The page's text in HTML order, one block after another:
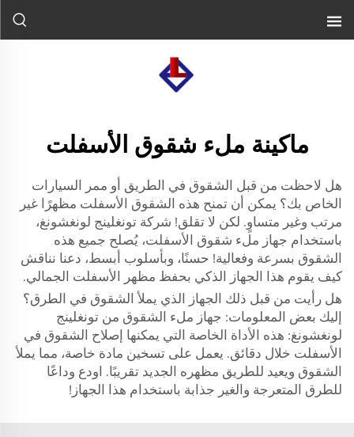
ماكينة ملء شقوق الأسفلت
هل لاحظت من قبل الشقوق في الطريق أو ممر السيارات
الخاص بك؟ يمكن أن تمنح هذه الشقوق الأسفلت مظهرًا غير
مرتب وغير متساوٍ. لكن لا تقلق! شركة تونغلينج لونغشونغ،
باستخدام جهاز ملء شقوق الأسفلت، يُصلح جميع هذه
الشقوق بسرعة وفعالية! حسنًا، وبأسلوب أبسط، دعنا نناقش
كيف يقوم هذا الجهاز الذكي بحفظ مظهر الأسفلت الجمالي.
هل رأيت من قبل ذلك الجهاز الذي يملأ الشقوق في الطرق؟
إليك بعض المعلومات: جهاز ملء الشقوق من تونغلينج
لونغشونغ: هذه الأداة الخاصة التي يمكنها إصلاح الشقوق في
الأسفلت خلال دقائق. يعمل على تسخين مادة خاصة، مما يملأ
الشقوق ويعيد للطريق مظهره الجديد تقريبًا. اودع وداعًا
للطرق المتعرجة والغير جذابة باستخدام هذا الجهاز!